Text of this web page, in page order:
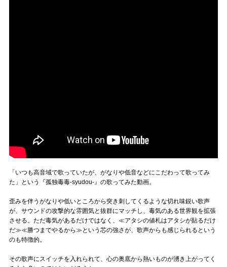
「いつも高音域で歌っていたが、がなりや低音などにこだわって歌ってみ
た」という『孤独毒毒-syudou-』の歌ってみた動画。
歪みを伴うがなりや低いところから突き刺してくるような切れ味鋭い歌声
が、サウンドの攻撃的な雰囲気と抜群にマッチし、毒気のある世界観を拡張
させる。ただ毒気があるだけではなく、≪アタシの値札はアタシが貼るだけ
だ≫≪勝つまでやるから≫という芯の強さが、歌声からも感じられるという
のも特徴的。
その歌声にスイッチを入れられて、心の奥底から熱いものが湧き上がってく